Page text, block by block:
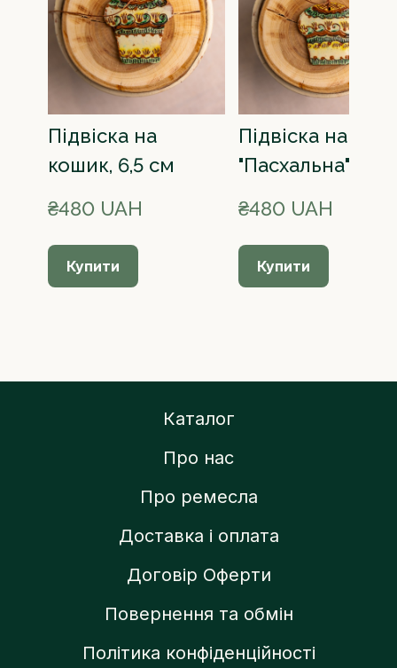
Підвіска на
кошик, 6,5 см
₴480 UAH
Купити
Підвіска на
"Пасхальна", 6,5
₴480 UAH
Купити
Каталог
Про нас
Про ремесла
Доставка і оплата
Договір Оферти
Повернення та обмін
Політика конфіденційності